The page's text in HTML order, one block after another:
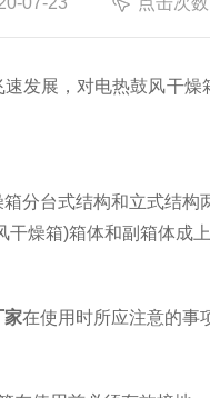
展，对电热鼓风干燥箱
台式结构和立式结构两
干燥箱)箱体和副箱体成
家在使用时所应注意的事